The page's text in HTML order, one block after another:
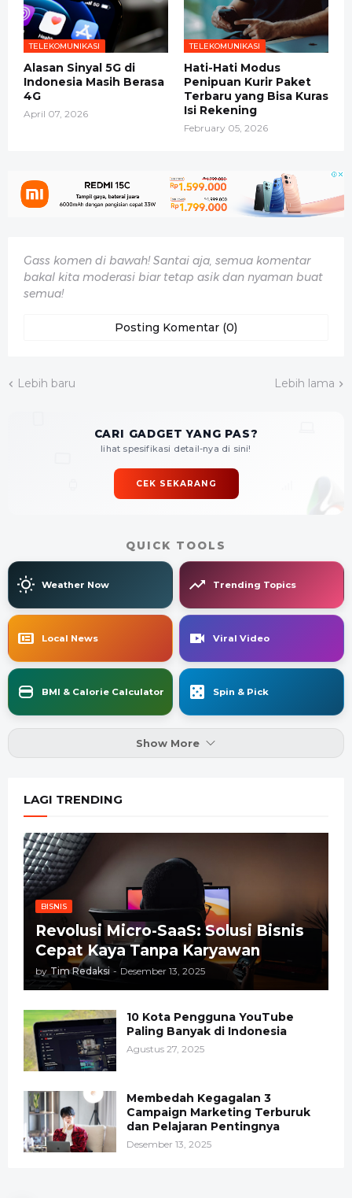
TELEKOMUNIKASI
Alasan Sinyal 5G di
Indonesia Masih Berasa
4G
April 07, 2026
TELEKOMUNIKASI
Hati-Hati Modus
Penipuan Kurir Paket
Terbaru yang Bisa Kuras
Isi Rekening
February 05, 2026
Gass komen di bawah! Santai aja, semua komentar
bakal kita moderasi biar tetap asik dan nyaman buat
semua!
Posting Komentar (0)
Lebih baru Lebih lama
CARI GADGET YANG PAS?
lihat spesifikasi detail-nya di sini!
CEK SEKARANG
QUICK TOOLS
Weather Now Trending Topics
Local News Viral Video
BMI & Calorie Calculator Spin & Pick
Show More
LAGI TRENDING
BISNIS
Revolusi Micro-SaaS: Solusi Bisnis
Cepat Kaya Tanpa Karyawan
by Tim Redaksi - Desember 13, 2025
10 Kota Pengguna YouTube
Paling Banyak di Indonesia
Agustus 27, 2025
Membedah Kegagalan 3
Campaign Marketing Terburuk
dan Pelajaran Pentingnya
Desember 13, 2025